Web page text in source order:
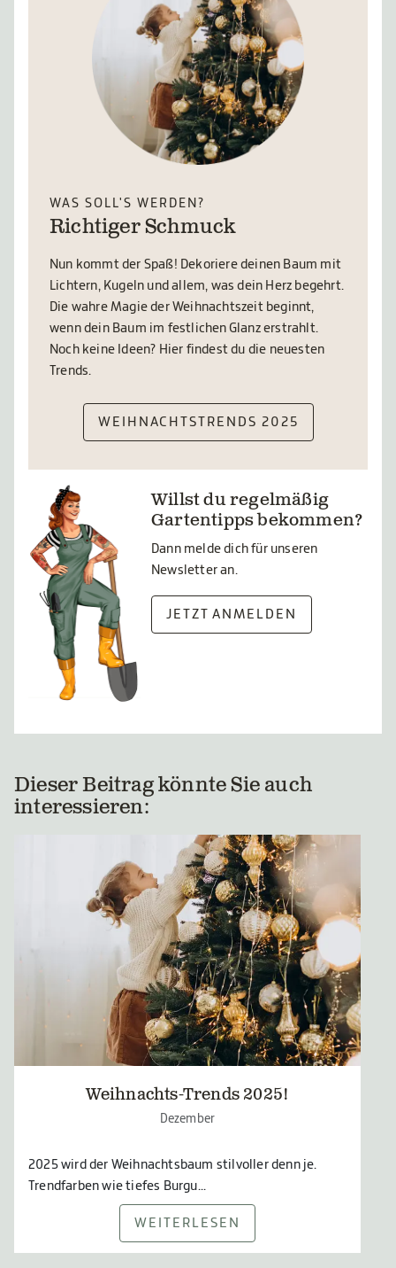
WAS SOLL'S WERDEN?
Richtiger Schmuck
Nun kommt der Spaß! Dekoriere deinen Baum mit
Lichtern, Kugeln und allem, was dein Herz begehrt.
Die wahre Magie der Weihnachtszeit beginnt,
wenn dein Baum im festlichen Glanz erstrahlt.
Noch keine Ideen? Hier findest du die neuesten
Trends.
WEIHNACHTSTRENDS 2025
Willst du regelmäßig
Gartentipps bekommen?
Dann melde dich für unseren
Newsletter an.
JETZT ANMELDEN
Dieser Beitrag könnte Sie auch
interessieren:
Weihnachts-Trends 2025!
Dezember
2025 wird der Weihnachtsbaum stilvoller denn je.
Trendfarben wie tiefes Burgu...
WEITERLESEN